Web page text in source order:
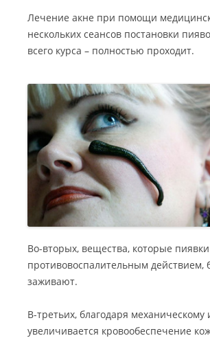
Лечение акне при помощи
нескольких сеансов постановки
всего курса – полностью проходит.
Во-вторых, вещества, которые
противовоспалительным действием,
заживают.
В-третьих, благодаря
увеличивается кровообеспечение